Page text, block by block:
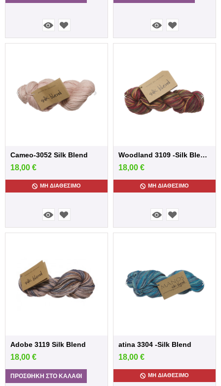
Cameo-3052 Silk Blend
18,00 €
ΜΗ ΔΙΑΘΈΣΙΜΟ
Woodland 3109 -Silk Blend Woodland 3...
18,00 €
ΜΗ ΔΙΑΘΈΣΙΜΟ
Adobe 3119 Silk Blend
18,00 €
ΠΡΟΣΘΉΚΗ ΣΤΟ ΚΑΛΆΘΙ
atina 3304 -Silk Blend
18,00 €
ΜΗ ΔΙΑΘΈΣΙΜΟ